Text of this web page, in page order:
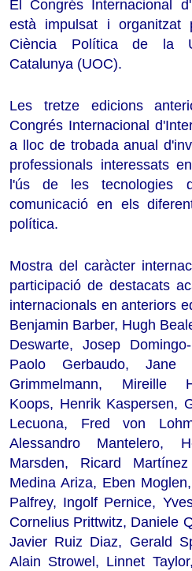
El Congrés Internacional
està impulsat i
Ciència Política de la
Catalunya (UOC).
Les tretze edicions
Congrés Internacional
a lloc de trobada anual
professionals interessats
l'ús de les tecnologies
comunicació en els
política.
Mostra del caràcter
participació de destacats
internacionals en anteriors
Benjamin Barber, Hugh
Deswarte, Josep
Paolo Gerbaudo, Jane
Grimmelmann, Mireille
Koops, Henrik Kaspersen,
Lecuona, Fred von
Alessandro Mantelero,
Marsden, Ricard
Medina Ariza, Eben
Palfrey, Ingolf Pernice,
Cornelius Prittwitz, Daniele
Javier Ruiz Diaz, Gerald
Alain Strowel, Linnet